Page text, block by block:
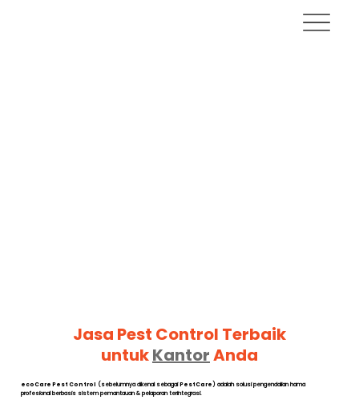
Jasa Pest Control Terbaik
untukKantorAnda
ecoCare Pest Control (sebelumnya dikenal sebagaiPestCare ) adalah solusi pengendalian hama
profesional berbasis sistem pemantauan & pelaporan terintegrasi.